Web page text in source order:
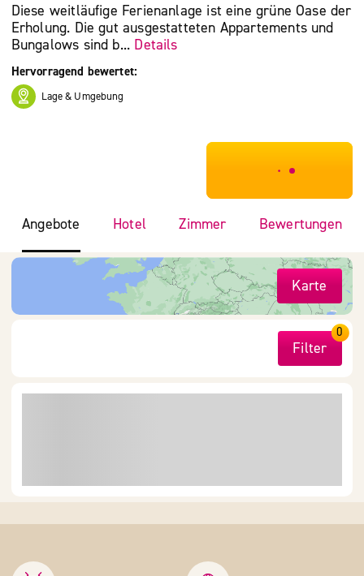
Diese weitläufige Ferienanlage ist eine grüne Oase der
Erholung. Die gut ausgestatteten Appartements und
Bungalows sind b... Details
Hervorragend bewertet:
Lage & Umgebung
***************
Angebote Hotel Zimmer Bewertungen
Karte
Filter
0